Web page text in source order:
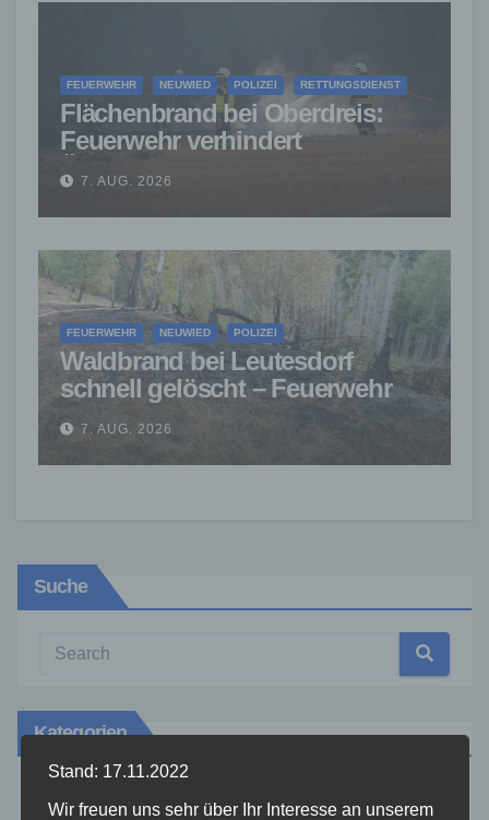
FEUERWEHR NEUWIED POLIZEI RETTUNGSDIENST
Flächenbrand bei Oberdreis:
Feuerwehr verhindert
Übergreifen auf Waldgebiet
7. AUG. 2026
FEUERWEHR NEUWIED POLIZEI
Waldbrand bei Leutesdorf
schnell gelöscht – Feuerwehr
warnt vor erhöhter Brandgefahr
7. AUG. 2026
Suche
Kategorien
Aktuelles
Stand: 17.11.2022
Wir freuen uns sehr über Ihr Interesse an unserem